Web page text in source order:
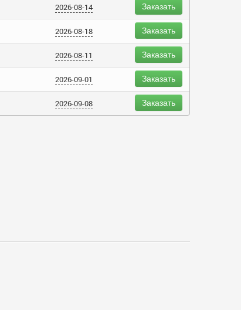
2026-08-14 Заказать
2026-08-18 Заказать
2026-08-11 Заказать
2026-09-01 Заказать
2026-09-08 Заказать